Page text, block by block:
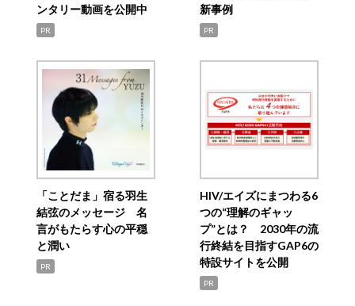
ンタリー動画を公開中
PR
新事例
PR
「ことだま」宿る羽生
結弦のメッセージ 名
言がもたらす心の平穏
と潤い
PR
HIV/エイズにまつわる6
つの“理解のギャッ
プ”とは？ 2030年の流
行終結を目指すGAP6の
特設サイトを公開
PR